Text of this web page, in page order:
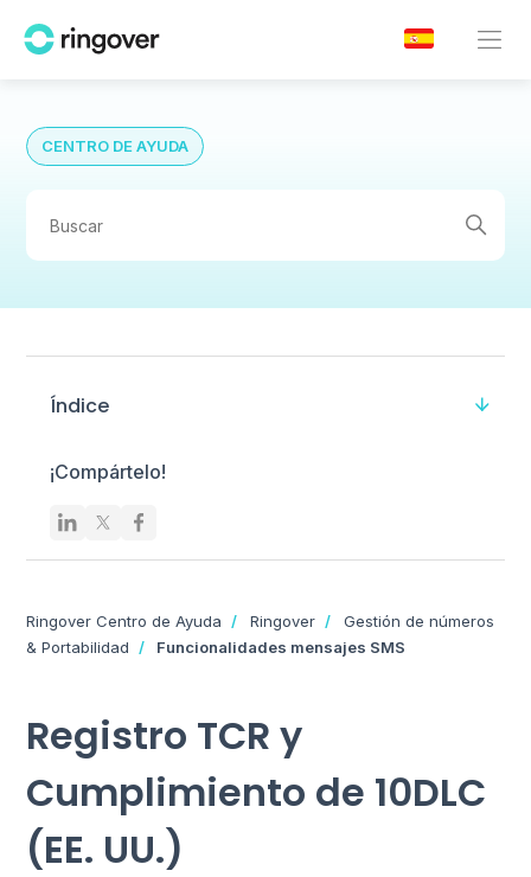
CENTRO DE AYUDA
Índice
¡Compártelo!
Ringover Centro de Ayuda Ringover
Gestión de números
& Portabilidad
Funcionalidades mensajes SMS
Registro TCR y
Cumplimiento de 10DLC
(EE. UU.)